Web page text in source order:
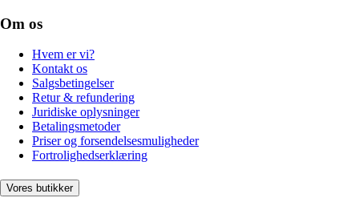
Om os
Hvem er vi?
Kontakt os
Salgsbetingelser
Retur & refundering
Juridiske oplysninger
Betalingsmetoder
Priser og forsendelsesmuligheder
Fortrolighedserklæring
Vores butikker